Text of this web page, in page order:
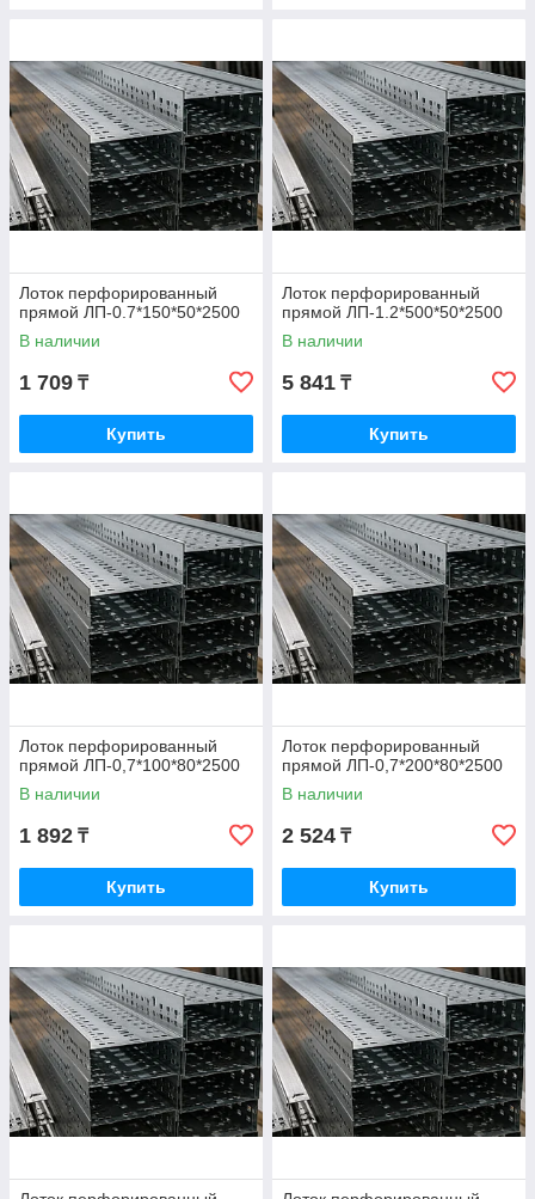
Лоток перфорированный
прямой ЛП-0.7*150*50*2500
В наличии
1 709 ₸
Купить
Лоток перфорированный
прямой ЛП-1.2*500*50*2500
В наличии
5 841 ₸
Купить
Лоток перфорированный
прямой ЛП-0,7*100*80*2500
В наличии
1 892 ₸
Купить
Лоток перфорированный
прямой ЛП-0,7*200*80*2500
В наличии
2 524 ₸
Купить